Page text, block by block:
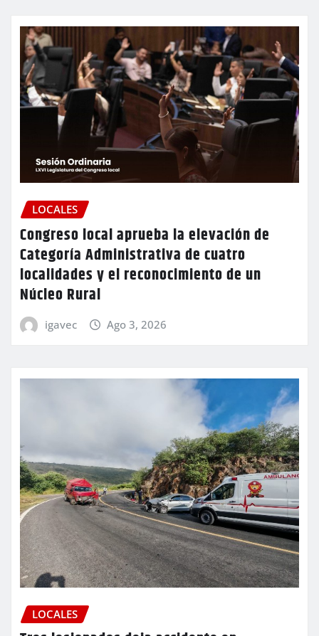
LOCALES
Congreso local aprueba la elevación de
Categoría Administrativa de cuatro
localidades y el reconocimiento de un
Núcleo Rural
igavec Ago 3, 2026
LOCALES